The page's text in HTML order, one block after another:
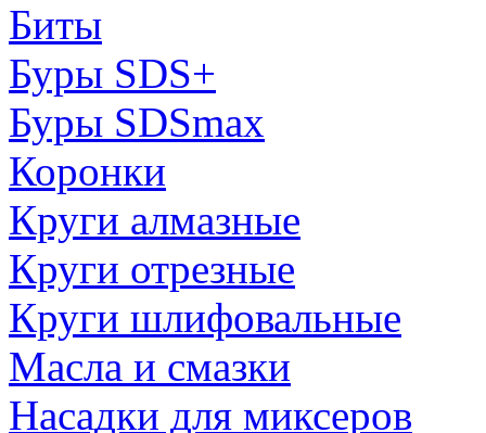
Биты
Буры SDS+
Буры SDSmax
Коронки
Круги алмазные
Круги отрезные
Круги шлифовальные
Масла и смазки
Насадки для миксеров